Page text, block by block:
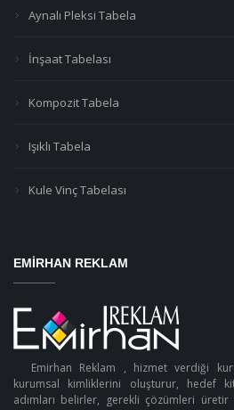
Aynalı Pleksi Tabela
İnşaat Tabelası
Kompozit Tabela
Işıklı Tabela
Kule Vinç Tabelası
EMIRHAN REKLAM
Emirhan Reklam , hizmet verdiği
kurumsal kimliklerini oluşturur, hedef
adımları belirler, gerekli çözümleri